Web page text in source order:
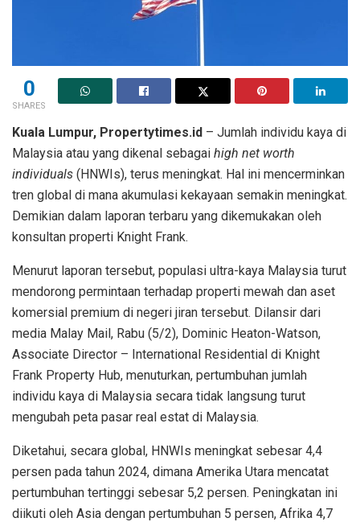
0
SHARES
Kuala Lumpur, Propertytimes.id – Jumlah individu kaya di
Malaysia atau yang dikenal sebagai high net worth
individuals (HNWIs), terus meningkat. Hal ini mencerminkan
tren global di mana akumulasi kekayaan semakin meningkat.
Demikian dalam laporan terbaru yang dikemukakan oleh
konsultan properti Knight Frank.
Menurut laporan tersebut, populasi ultra-kaya Malaysia turut
mendorong permintaan terhadap properti mewah dan aset
komersial premium di negeri jiran tersebut. Dilansir dari
media Malay Mail, Rabu (5/2), Dominic Heaton-Watson,
Associate Director – International Residential di Knight
Frank Property Hub, menuturkan, pertumbuhan jumlah
individu kaya di Malaysia secara tidak langsung turut
mengubah peta pasar real estat di Malaysia.
Diketahui, secara global, HNWIs meningkat sebesar 4,4
persen pada tahun 2024, dimana Amerika Utara mencatat
pertumbuhan tertinggi sebesar 5,2 persen. Peningkatan ini
diikuti oleh Asia dengan pertumbuhan 5 persen, Afrika 4,7